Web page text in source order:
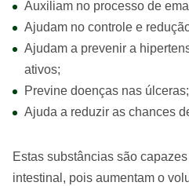
Auxiliam no processo de
Ajudam no controle e
Ajudam a prevenir a
ativos;
Previne doenças nas úlceras;
Ajuda a reduzir as chances
Estas substâncias são
intestinal, pois aumentam o